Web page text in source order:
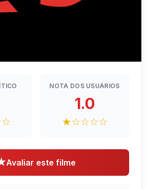
NOTA DOS USUÁRIOS
1.0
★☆☆☆☆
Avaliar este filme